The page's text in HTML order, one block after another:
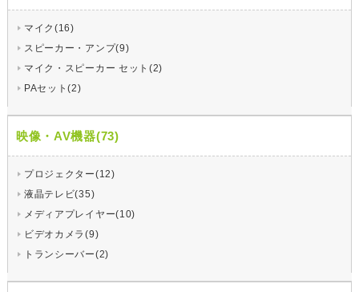
マイク(16)
スピーカー・アンプ(9)
マイク・スピーカー セット(2)
PAセット(2)
映像・AV機器(73)
プロジェクター(12)
液晶テレビ(35)
メディアプレイヤー(10)
ビデオカメラ(9)
トランシーバー(2)